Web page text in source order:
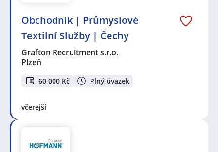
Obchodník | Průmyslové
Textilní Služby | Čechy
Grafton Recruitment s.r.o.
Plzeň
60 000 Kč Plný úvazek
včerejší